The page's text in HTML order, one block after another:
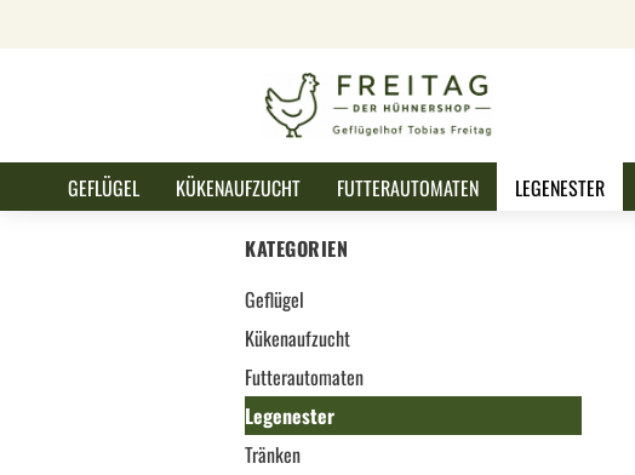
GEFLÜGEL KÜKENAUFZUCHT FUTTERAUTOMATEN LEGENESTER
KATEGORIEN
Geflügel
Kükenaufzucht
Futterautomaten
Legenester
Tränken